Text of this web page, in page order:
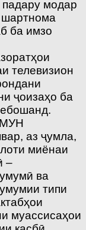
модар
шартнома
ба имзо
телевизион
ҷоизаҳо ба
аз ҷумла,
миёнаи
–
ва
типи
муассисаҳои